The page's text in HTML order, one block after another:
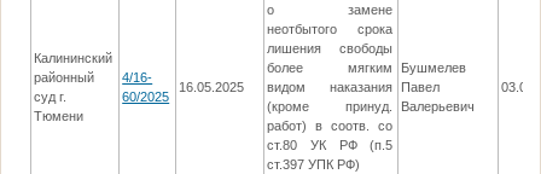
Калининский
районный
суд г.
Тюмени
4/16-
60/2025
16.05.2025
о замене
неотбытого срока
лишения свободы
более мягким
видом наказания
(кроме принуд.
работ) в соотв. со
ст.80 УК РФ (п.5
ст.397 УПК РФ)
Бушмелев
Павел
Валерьевич